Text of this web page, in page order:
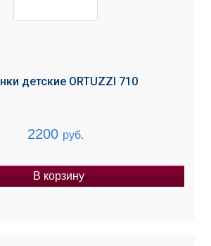
детские ORTUZZI 710
2200 руб.
В корзину